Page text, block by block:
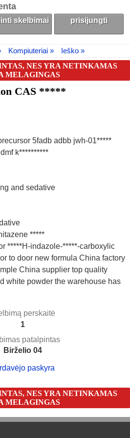
skelbimai prisijungti
Kompiuteriai »
Ieško »
NES YRA NETINKAMAS
MELAGINGAS
CAS *****
5fadb adbb jwh-01*****
k**********
and sedative
*****
*****H-indazole-*****-carboxylic
to door new formula China factory
China supplier top quality
white powder the warehouse has
perskaitė
1
patalpintas
Birželio 04
paskyra
NES YRA NETINKAMAS
MELAGINGAS